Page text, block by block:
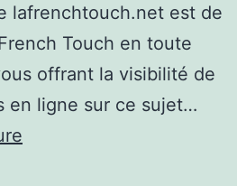
lafrenchtouch.net est de
Touch en toute
offrant la visibilité de
en ligne sur ce sujet…